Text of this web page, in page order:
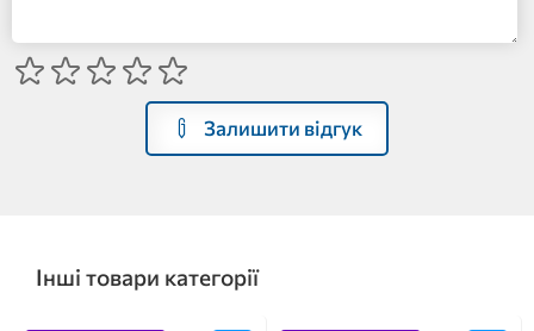
Залишити відгук
Інші товари категорії